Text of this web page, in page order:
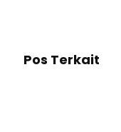
Pos Terkait